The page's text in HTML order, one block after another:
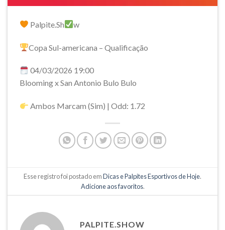
Palpite.Sh w
Copa Sul-americana – Qualificação
04/03/2026 19:00
Blooming x San Antonio Bulo Bulo
Ambos Marcam (Sim) | Odd: 1.72
Esse registro foi postado emDicas e Palpites Esportivos de Hoje.
Adicione aos favoritos.
PALPITE.SHOW